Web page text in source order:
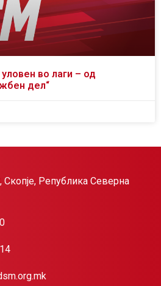
во лаги – од
дел“
Скопје, Република Северна